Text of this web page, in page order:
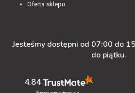
Oferta sklepu
Jesteśmy dostępni od 07:00 do
do piątku.
4.84